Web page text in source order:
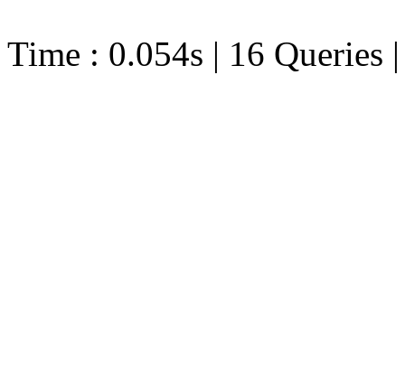
Time : 0.054s | 16 Queries